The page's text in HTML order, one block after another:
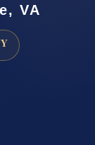
VA